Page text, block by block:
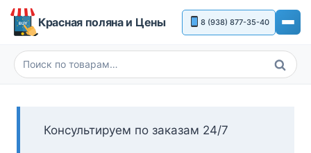
Перейти
Красная поляна и Цены 8 (938) 877-35-40
Искать:
Поиск
Консультируем по заказам 24/7